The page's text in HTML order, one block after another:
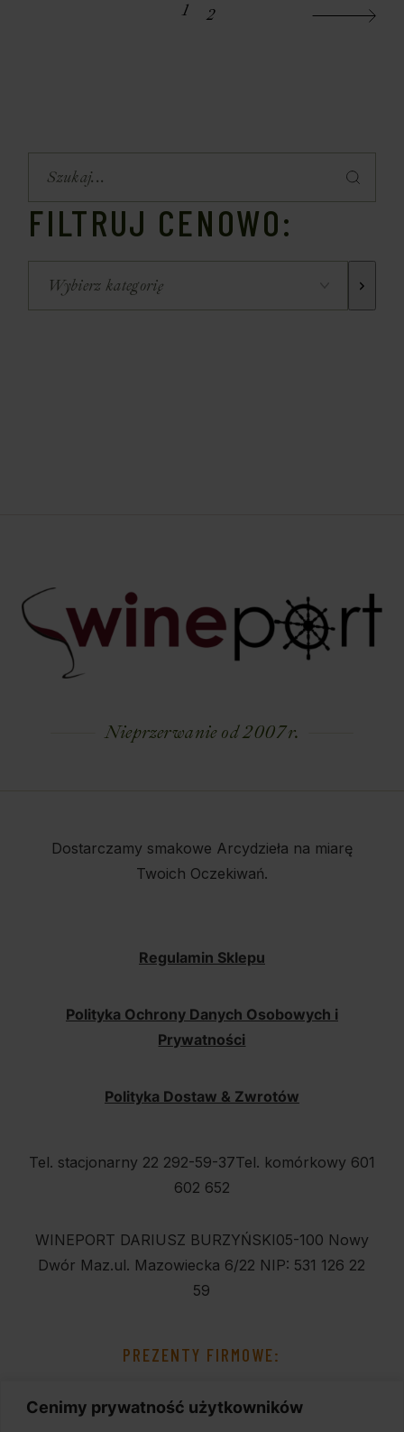
Cenimy prywatność użytkowników
1 2
FILTRUJ CENOWO:
Nieprzerwanie od 2007 r.
Dostarczamy smakowe Arcydzieła na miarę
Twoich Oczekiwań.
Regulamin Sklepu
Polityka Ochrony Danych Osobowych i
Prywatności
Polityka Dostaw & Zwrotów
Tel. stacjonarny 22 292-59-37Tel. komórkowy 601
602 652
WINEPORT DARIUSZ BURZYŃSKI05-100 Nowy
Dwór Maz.ul. Mazowiecka 6/22 NIP: 531 126 22
59
PREZENTY FIRMOWE: